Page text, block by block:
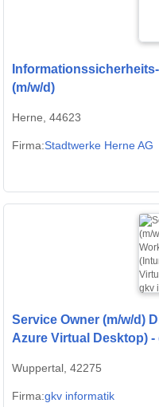
(m/w/d)
Herne, 44623
Firma:Stadtwerke Herne AG
Service Owner (m/w/d)
Azure Virtual Desktop)
Wuppertal, 42275
Firma:gkv informatik